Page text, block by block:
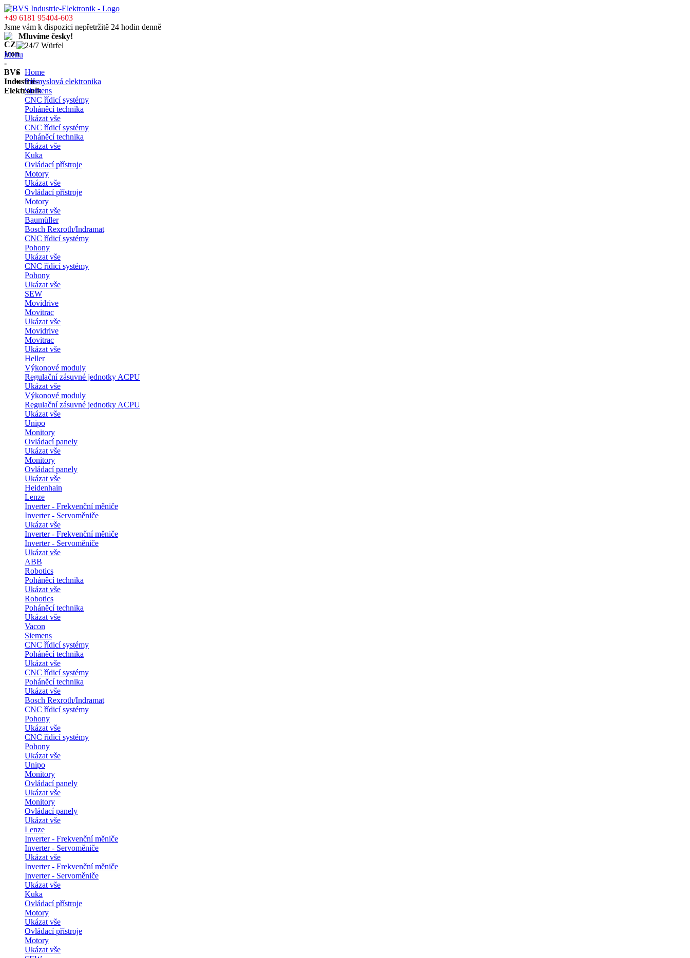
+49 6181 95404-603
Jsme vám k dispozici nepřetržitě 24 hodin denně
Mluvíme česky!
Menu
Home
Průmyslová elektronika
Siemens
CNC řídicí systémy
Poháněcí technika
Ukázat vše
CNC řídicí systémy
Poháněcí technika
Ukázat vše
Kuka
Ovládací přístroje
Motory
Ukázat vše
Ovládací přístroje
Motory
Ukázat vše
Baumüller
Bosch Rexroth/Indramat
CNC řídicí systémy
Pohony
Ukázat vše
CNC řídicí systémy
Pohony
Ukázat vše
SEW
Movidrive
Movitrac
Ukázat vše
Movidrive
Movitrac
Ukázat vše
Heller
Výkonové moduly
Regulační zásuvné jednotky ACPU
Ukázat vše
Výkonové moduly
Regulační zásuvné jednotky ACPU
Ukázat vše
Unipo
Monitory
Ovládací panely
Ukázat vše
Monitory
Ovládací panely
Ukázat vše
Heidenhain
Lenze
Inverter - Frekvenční měniče
Inverter - Servoměniče
Ukázat vše
Inverter - Frekvenční měniče
Inverter - Servoměniče
Ukázat vše
ABB
Robotics
Poháněcí technika
Ukázat vše
Robotics
Poháněcí technika
Ukázat vše
Vacon
Siemens
CNC řídicí systémy
Poháněcí technika
Ukázat vše
CNC řídicí systémy
Poháněcí technika
Ukázat vše
Bosch Rexroth/Indramat
CNC řídicí systémy
Pohony
Ukázat vše
CNC řídicí systémy
Pohony
Ukázat vše
Unipo
Monitory
Ovládací panely
Ukázat vše
Monitory
Ovládací panely
Ukázat vše
Lenze
Inverter - Frekvenční měniče
Inverter - Servoměniče
Ukázat vše
Inverter - Frekvenční měniče
Inverter - Servoměniče
Ukázat vše
Kuka
Ovládací přístroje
Motory
Ukázat vše
Ovládací přístroje
Motory
Ukázat vše